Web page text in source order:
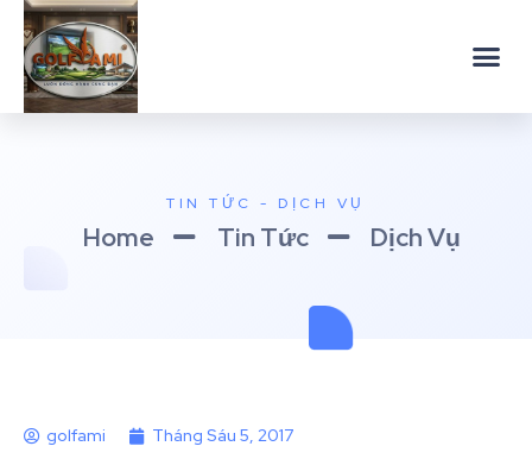
TIN TỨC - DỊCH VỤ
Home Tin Tức Dịch Vụ
golfami Tháng Sáu 5, 2017